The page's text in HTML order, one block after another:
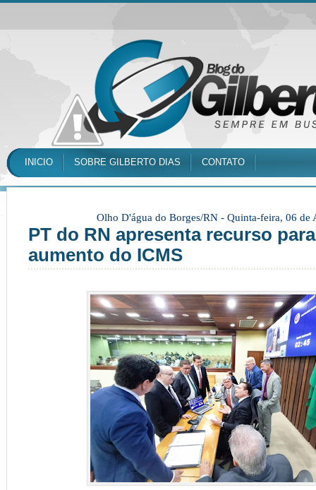
INICIO SOBRE GILBERTO DIAS CONTATO
Olho D'água do Borges/RN - Quinta-feira, 06 de
PT do RN apresenta recurso
aumento do ICMS